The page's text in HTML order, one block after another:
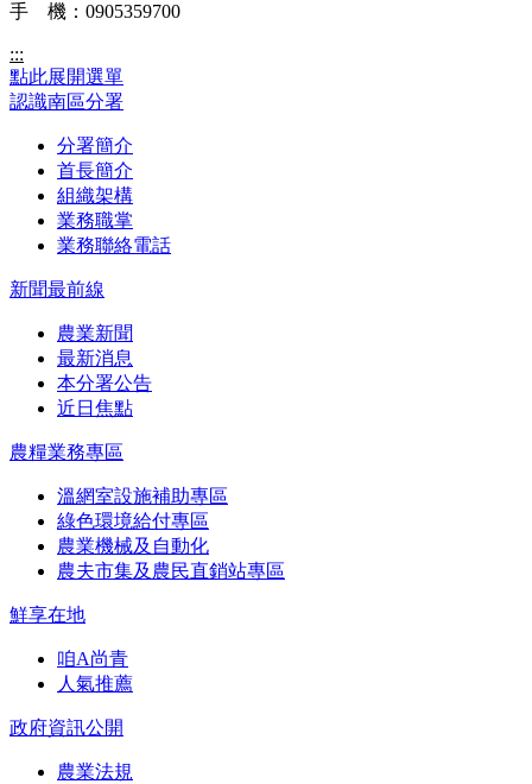
手 機：0905359700
:::
點此展開選單
認識南區分署
分署簡介
首長簡介
組織架構
業務職掌
業務聯絡電話
新聞最前線
農業新聞
最新消息
本分署公告
近日焦點
農糧業務專區
溫網室設施補助專區
綠色環境給付專區
農業機械及自動化
農夫市集及農民直銷站專區
鮮享在地
咱A尚青
人氣推薦
政府資訊公開
農業法規